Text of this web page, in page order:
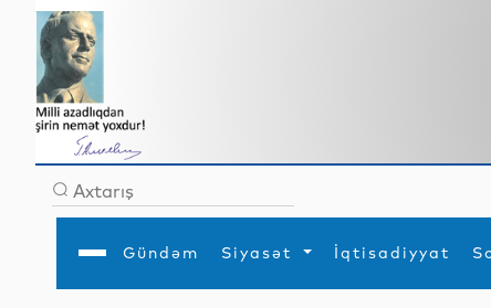
Gündəm Siyasət İqtisadiyyat